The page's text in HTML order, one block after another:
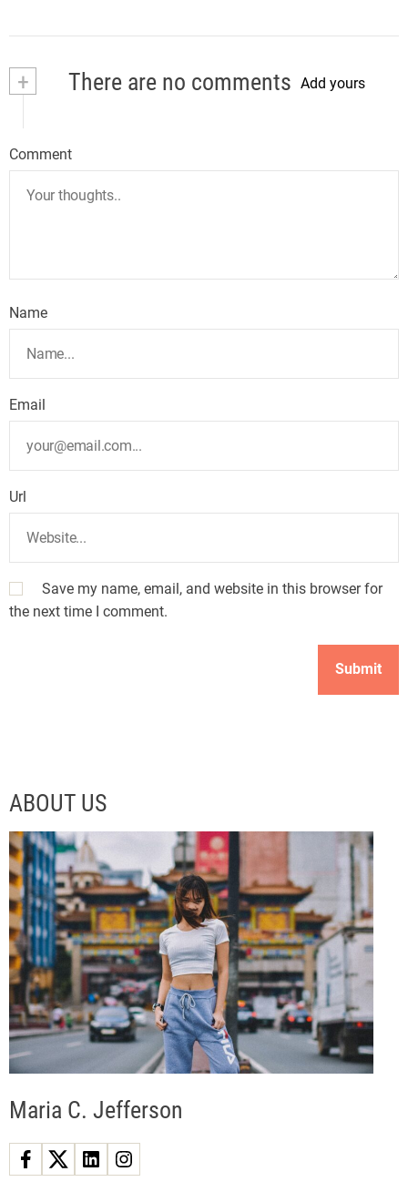
+ There are no comments Add yours
Comment
Name
Email
Url
Save my name, email, and website in this browser for
the next time I comment.
ABOUT US
Maria C. Jefferson